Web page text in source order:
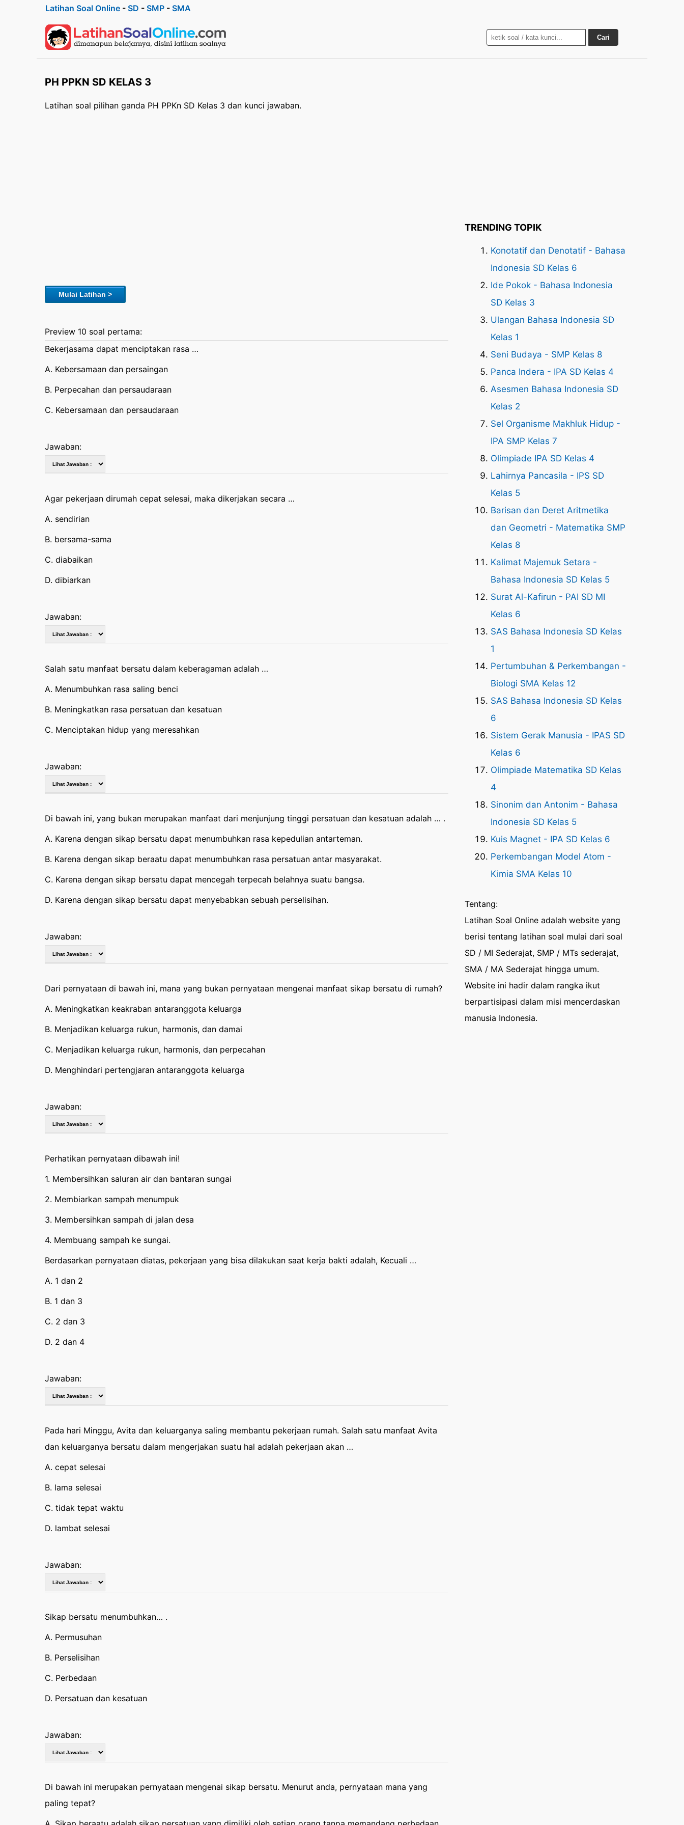
Latihan Soal Online- SD - SMP- SMA
Cari
PH PPKN SD KELAS 3
Latihan soal pilihan ganda PH PPKn SD Kelas 3 dan kunci jawaban.
Mulai Latihan >
Preview 10 soal pertama:
Bekerjasama dapat menciptakan rasa …
A. Kebersamaan dan persaingan
B. Perpecahan dan persaudaraan
C. Kebersamaan dan persaudaraan
Jawaban:
Agar pekerjaan dirumah cepat selesai, maka dikerjakan secara …
A. sendirian
B. bersama-sama
C. diabaikan
D. dibiarkan
Jawaban:
Salah satu manfaat bersatu dalam keberagaman adalah …
A. Menumbuhkan rasa saling benci
B. Meningkatkan rasa persatuan dan kesatuan
C. Menciptakan hidup yang meresahkan
Jawaban:
Di bawah ini, yang bukan merupakan manfaat dari menjunjung tinggi persatuan dan kesatuan adalah … .
A. Karena dengan sikap bersatu dapat menumbuhkan rasa kepedulian antarteman.
B. Karena dengan sikap beraatu dapat menumbuhkan rasa persatuan antar masyarakat.
C. Karena dengan sikap bersatu dapat mencegah terpecah belahnya suatu bangsa.
D. Karena dengan sikap bersatu dapat menyebabkan sebuah perselisihan.
Jawaban:
Dari pernyataan di bawah ini, mana yang bukan pernyataan mengenai manfaat sikap bersatu di rumah?
A. Meningkatkan keakraban antaranggota keluarga
B. Menjadikan keluarga rukun, harmonis, dan damai
C. Menjadikan keluarga rukun, harmonis, dan perpecahan
D. Menghindari pertengjaran antaranggota keluarga
Jawaban:
Perhatikan pernyataan dibawah ini!
1. Membersihkan saluran air dan bantaran sungai
2. Membiarkan sampah menumpuk
3. Membersihkan sampah di jalan desa
4. Membuang sampah ke sungai.
Berdasarkan pernyataan diatas, pekerjaan yang bisa dilakukan saat kerja bakti adalah, Kecuali …
A. 1 dan 2
B. 1 dan 3
C. 2 dan 3
D. 2 dan 4
Jawaban:
Pada hari Minggu, Avita dan keluarganya saling membantu pekerjaan rumah. Salah satu manfaat Avita
dan keluarganya bersatu dalam mengerjakan suatu hal adalah pekerjaan akan …
A. cepat selesai
B. lama selesai
C. tidak tepat waktu
D. lambat selesai
Jawaban:
Sikap bersatu menumbuhkan… .
A. Permusuhan
B. Perselisihan
C. Perbedaan
D. Persatuan dan kesatuan
Jawaban:
Di bawah ini merupakan pernyataan mengenai sikap bersatu. Menurut anda, pernyataan mana yang
paling tepat?
TRENDING TOPIK
Konotatif dan Denotatif - Bahasa
Indonesia SD Kelas 6
Ide Pokok - Bahasa Indonesia
SD Kelas 3
Ulangan Bahasa Indonesia SD
Kelas 1
Seni Budaya - SMP Kelas 8
Panca Indera - IPA SD Kelas 4
Asesmen Bahasa Indonesia SD
Kelas 2
Sel Organisme Makhluk Hidup -
IPA SMP Kelas 7
Olimpiade IPA SD Kelas 4
Lahirnya Pancasila - IPS SD
Kelas 5
Barisan dan Deret Aritmetika
dan Geometri - Matematika SMP
Kelas 8
Kalimat Majemuk Setara -
Bahasa Indonesia SD Kelas 5
Surat Al-Kafirun - PAI SD MI
Kelas 6
SAS Bahasa Indonesia SD Kelas
1
Pertumbuhan & Perkembangan -
Biologi SMA Kelas 12
SAS Bahasa Indonesia SD Kelas
6
Sistem Gerak Manusia - IPAS SD
Kelas 6
Olimpiade Matematika SD Kelas
4
Sinonim dan Antonim - Bahasa
Indonesia SD Kelas 5
Kuis Magnet - IPA SD Kelas 6
Perkembangan Model Atom -
Kimia SMA Kelas 10
Tentang:
Latihan Soal Online adalah website yang
berisi tentang latihan soal mulai dari soal
SD / MI Sederajat, SMP / MTs sederajat,
SMA / MA Sederajat hingga umum.
Website ini hadir dalam rangka ikut
berpartisipasi dalam misi mencerdaskan
manusia Indonesia.